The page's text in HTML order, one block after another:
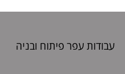
עבודות עפר פיתוח ובניה